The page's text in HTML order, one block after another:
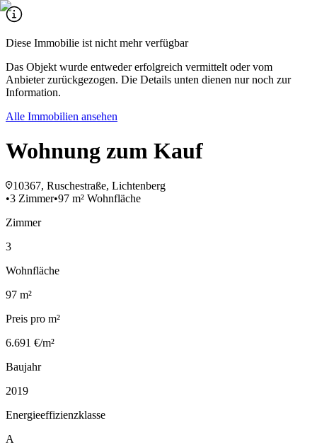
Diese Immobilie ist nicht mehr verfügbar
Das Objekt wurde entweder erfolgreich vermittelt oder vom
Anbieter zurückgezogen. Die Details unten dienen nur noch zur
Information.
Alle Immobilien ansehen
Wohnung zum Kauf
10367, Ruschestraße, Lichtenberg
•3 Zimmer•97 m² Wohnfläche
Zimmer
3
Wohnfläche
97 m²
Preis pro m²
6.691 €/m²
Baujahr
2019
Energieeffizienzklasse
A